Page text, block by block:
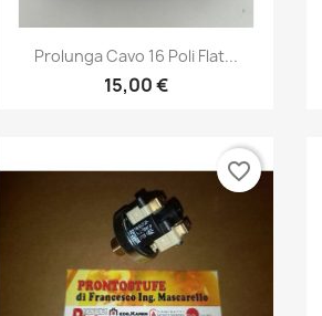
Anteprima
Prolunga Cavo 16 Poli Flat...
15,00 €
favorite_border